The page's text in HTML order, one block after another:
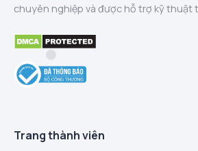
chuyên nghiệp và được hỗ trợ kỹ thuật
Trang thành viên